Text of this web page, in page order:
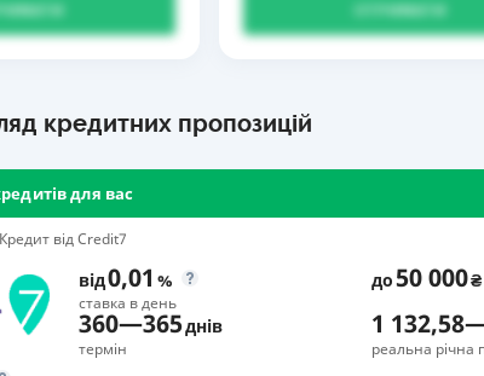
кредитних пропозицій
для вас
від Credit7
від0,01 %
ставка в день
до50 000₴
360—365днів
термін
1 132,58
реальна річна